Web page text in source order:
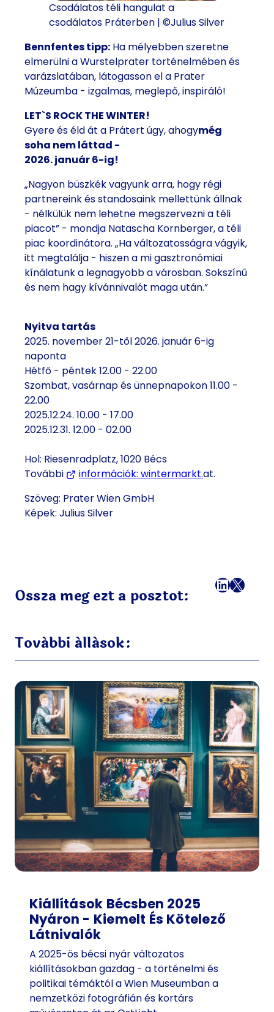
Csodálatos téli hangulat a
csodálatos Práterben | ©Julius Silver
Bennfentes tipp: Ha mélyebben szeretne
elmerülni a Wurstelprater történelmében és
varázslatában, látogasson el a Prater
Múzeumba - izgalmas, meglepő, inspiráló!
LET`S ROCK THE WINTER!
Gyere és éld át a Prátert úgy, ahogymég
soha nem láttad -
2026. január 6-ig!
„Nagyon büszkék vagyunk arra, hogy régi
partnereink és standosaink mellettünk állnak
- nélkülük nem lehetne megszervezni a téli
piacot” - mondja Natascha Kornberger, a téli
piac koordinátora. „Ha változatosságra vágyik,
itt megtalálja - hiszen a mi gasztronómiai
kínálatunk a legnagyobb a városban. Sokszínű
és nem hagy kívánnivalót maga után.”
Nyitva tartás
2025. november 21-től 2026. január 6-ig
naponta
Hétfő - péntek 12.00 - 22.00
Szombat, vasárnap és ünnepnapokon 11.00 -
22.00
2025.12.24. 10.00 - 17.00
2025.12.31. 12.00 - 02.00
Hol: Riesenradplatz, 1020 Bécs
További
információk: wintermarkt.(Új fülön vagy
at.
Szöveg: Prater Wien GmbH
Képek: Julius Silver
Ossza meg ezt a posztot:
Facebook
LinkedIn
X Mail
További állások:
Kiállítások Bécsben 2025
Nyáron - Kiemelt És Kötelező
Látnivalók
A 2025-ös bécsi nyár változatos
kiállításokban gazdag - a történelmi és
politikai témáktól a Wien Museumban a
nemzetközi fotográfián és kortárs